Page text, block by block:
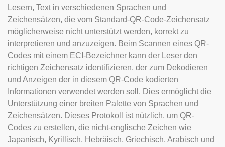
Lesern, Text in verschiedenen Sprachen und
Zeichensätzen, die vom Standard-QR-Code-Zeichensatz
möglicherweise nicht unterstützt werden, korrekt zu
interpretieren und anzuzeigen. Beim Scannen eines QR-
Codes mit einem ECI-Bezeichner kann der Leser den
richtigen Zeichensatz identifizieren, der zum Dekodieren
und Anzeigen der in diesem QR-Code kodierten
Informationen verwendet werden soll. Dies ermöglicht die
Unterstützung einer breiten Palette von Sprachen und
Zeichensätzen. Dieses Protokoll ist nützlich, um QR-
Codes zu erstellen, die nicht-englische Zeichen wie
Japanisch, Kyrillisch, Hebräisch, Griechisch, Arabisch und